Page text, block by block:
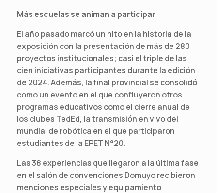
Más escuelas se animan a participar
El año pasado marcó un hito en la historia de la
exposición con la presentación de más de 280
proyectos institucionales; casi el triple de las
cien iniciativas participantes durante la edición
de 2024. Además, la final provincial se consolidó
como un evento en el que confluyeron otros
programas educativos como el cierre anual de
los clubes TedEd, la transmisión en vivo del
mundial de robótica en el que participaron
estudiantes de la EPET N°20.
Las 38 experiencias que llegaron a la última fase
en el salón de convenciones Domuyo recibieron
menciones especiales y equipamiento